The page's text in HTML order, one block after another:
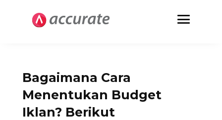
Bagaimana Cara
Menentukan Budget
Iklan? Berikut